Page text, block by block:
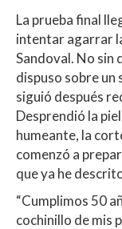
La prueba final
intentar agarrar
Sandoval. No sin
dispuso sobre un
siguió después
Desprendió la
humeante, la
comenzó a
que ya he
“Cumplimos 50
cochinillo de mis